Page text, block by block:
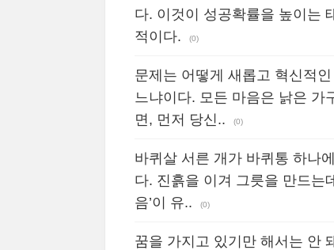
다. 이것이 성공확률을 높이는
적이다.
(0)
문제는 어떻게 새롭고 혁신적
느냐이다. 모든 마음은 낡은 가
면, 먼저 당신..
(0)
바퀴살 서른 개가 바퀴통 하나
다. 진흙을 이겨 그릇을 만드는
음’이 유..
(0)
꿈을 가지고 있기만 해서는 안